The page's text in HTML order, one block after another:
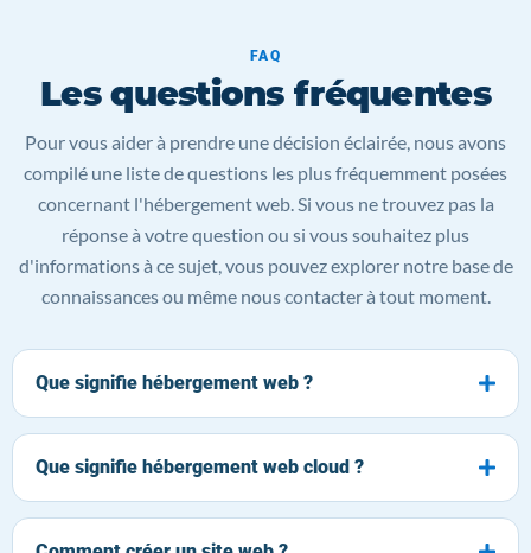
FAQ
Les questions fréquentes
Pour vous aider à prendre une décision éclairée, nous avons
compilé une liste de questions les plus fréquemment posées
concernant l'hébergement web. Si vous ne trouvez pas la
réponse à votre question ou si vous souhaitez plus
d'informations à ce sujet, vous pouvez explorer notre base de
connaissances ou même nous contacter à tout moment.
Que signifie hébergement web ?
Que signifie hébergement web cloud ?